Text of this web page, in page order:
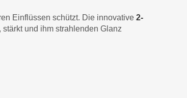
Einflüssen schützt. Die innovative 2-
und ihm strahlenden Glanz